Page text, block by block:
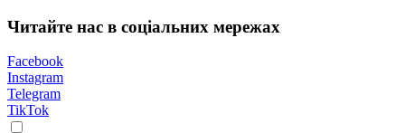
Читайте нас в соціальних мережах
Facebook
Instagram
Telegram
TikTok